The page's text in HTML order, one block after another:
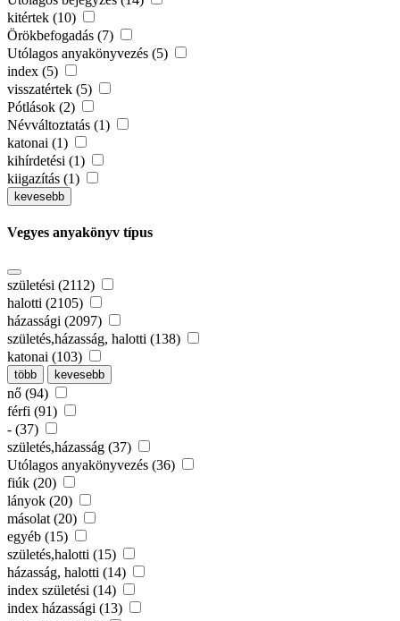
kitértek (10)
Örökbefogadás (7)
Utólagos anyakönyvezés (5)
index (5)
visszatértek (5)
Pótlások (2)
Névváltoztatás (1)
katonai (1)
kihírdetési (1)
kiigazítás (1)
kevesebb
Vegyes anyakönyv típus
születési (2112)
halotti (2105)
házassági (2097)
születés,házasság, halotti (138)
katonai (103)
több kevesebb
nő (94)
férfi (91)
- (37)
születés,házasság (37)
Utólagos anyakönyvezés (36)
fiúk (20)
lányok (20)
másolat (20)
egyéb (15)
születés,halotti (15)
házasság, halotti (14)
index születési (14)
index házassági (13)